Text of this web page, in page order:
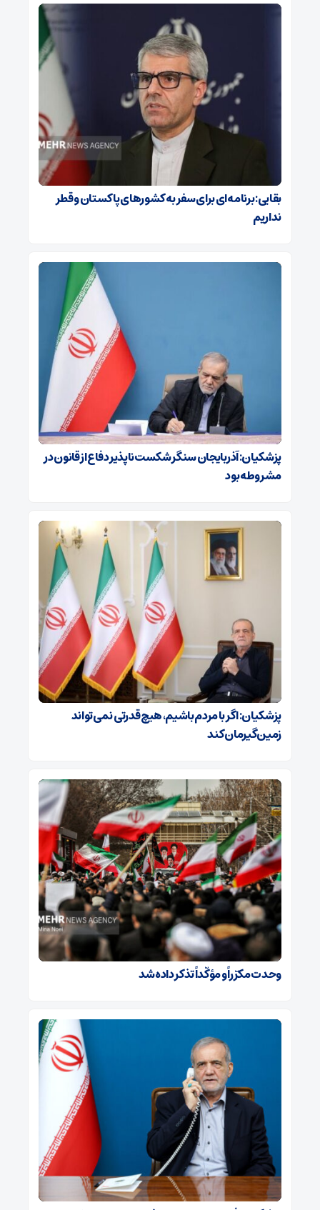
بقایی: برنامه‌ای برای سفر به کشورهای پاکستان و قطر
نداریم
پزشکیان: آذربایجان سنگر شکست‌ناپذیر دفاع از قانون در
مشروطه بود
پزشکیان: اگر با مردم باشیم، هیچ قدرتی نمی‌تواند
زمین‌گیرمان کند
وحدت مکرّراً و مؤکّداً تذکر داده شد